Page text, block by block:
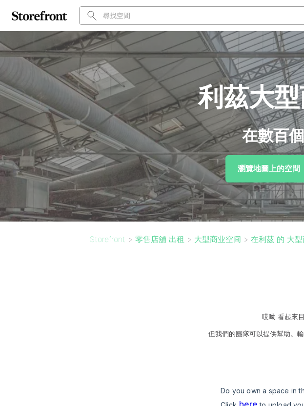
利茲大
在數百
瀏覽地圖上的空間
Storefront > 零售店舖 出租 > 大型商业空间 > 在利茲 的 大
哎呦 看起來
但我們的團隊可以提供幫助。